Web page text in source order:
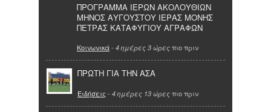
ΠΡΟΓΡΑΜΜΑ ΙΕΡΩΝ ΑΚΟΛΟΥΘΙΩΝ
ΜΗΝΟΣ ΑΥΓΟΥΣΤΟΥ ΙΕΡΑΣ ΜΟΝΗΣ
ΠΕΤΡΑΣ ΚΑΤΑΦΥΓΙΟΥ ΑΓΡΑΦΩΝ
Κοινωνικά- 4 ημέρες 3 ώρες πιο πριν
ΠΡΩΤΗ ΓΙΑ ΤΗΝ ΑΣΑ
Ειδήσεις - 4 ημέρες 13 ώρες πιο πριν